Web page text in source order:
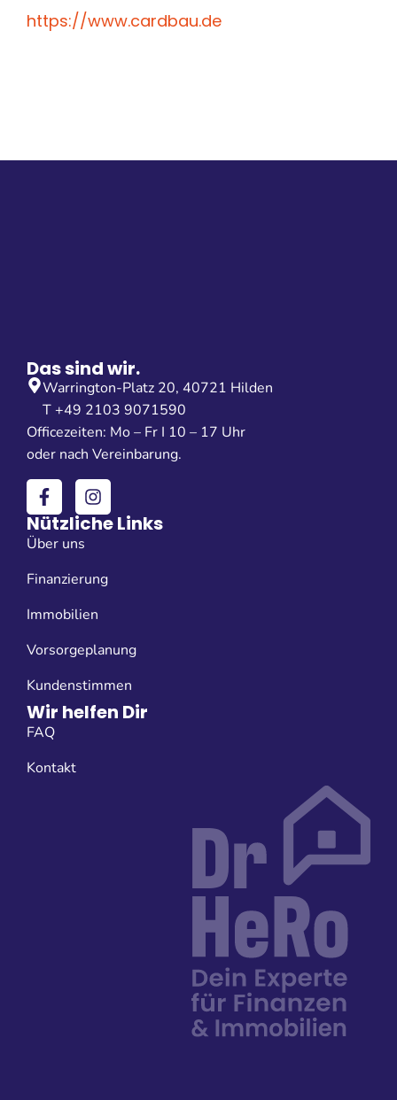
https://www.cardbau.de
Das sind wir.
Warrington-Platz 20, 40721 Hilden
T +49 2103 9071590
Officezeiten: Mo – Fr I 10 – 17 Uhr
oder nach Vereinbarung.
Nützliche Links
Über uns
Finanzierung
Immobilien
Vorsorgeplanung
Kundenstimmen
Wir helfen Dir
FAQ
Kontakt